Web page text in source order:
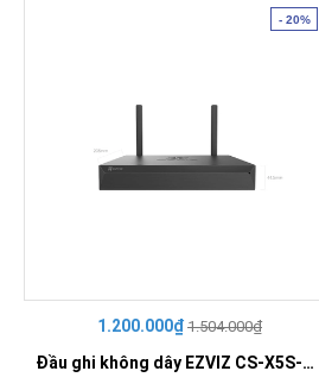
- 20%
1.200.000₫ 1.504.000₫
Đầu ghi không dây EZVIZ CS-X5S-R100-4W